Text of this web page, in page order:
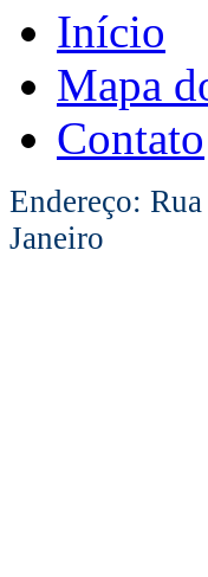
Início
Mapa
Contato
Endereço:
Janeiro